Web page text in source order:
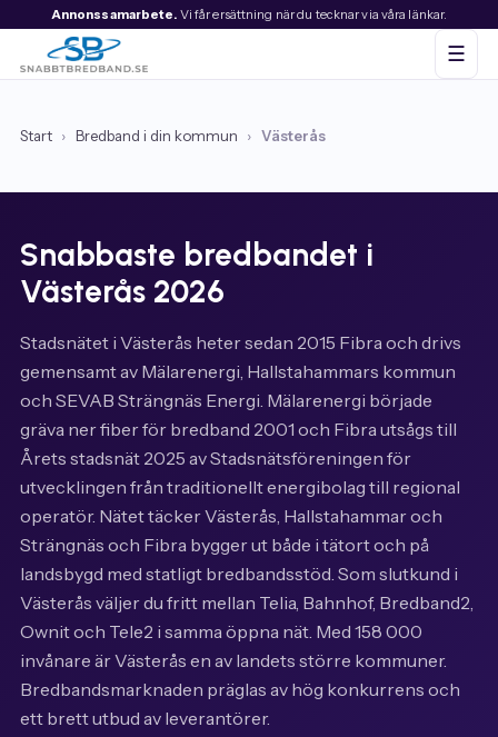
Annonssamarbete. Vi får ersättning när du tecknar via våra länkar.
☰
Start › Bredband i din kommun › Västerås
Snabbaste bredbandet i
Västerås 2026
Stadsnätet i Västerås heter sedan 2015 Fibra och drivs
gemensamt av Mälarenergi, Hallstahammars kommun
och SEVAB Strängnäs Energi. Mälarenergi började
gräva ner fiber för bredband 2001 och Fibra utsågs till
Årets stadsnät 2025 av Stadsnätsföreningen för
utvecklingen från traditionellt energibolag till regional
operatör. Nätet täcker Västerås, Hallstahammar och
Strängnäs och Fibra bygger ut både i tätort och på
landsbygd med statligt bredbandsstöd. Som slutkund i
Västerås väljer du fritt mellan Telia, Bahnhof, Bredband2,
Ownit och Tele2 i samma öppna nät. Med 158 000
invånare är Västerås en av landets större kommuner.
Bredbandsmarknaden präglas av hög konkurrens och
ett brett utbud av leverantörer.